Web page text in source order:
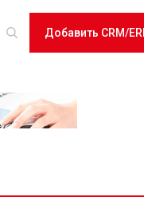
Добавить CRM/